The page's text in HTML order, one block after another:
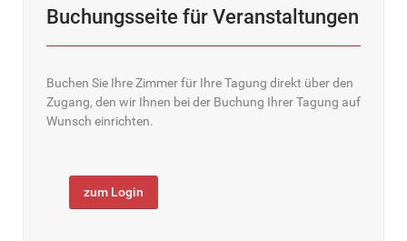
Buchungsseite für Veranstaltungen
Buchen Sie Ihre Zimmer für Ihre Tagung direkt über den
Zugang, den wir Ihnen bei der Buchung Ihrer Tagung auf
Wunsch einrichten.
zum Login